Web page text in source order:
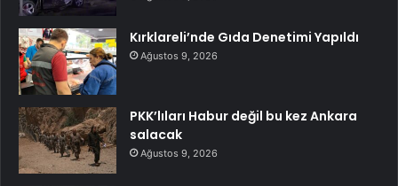
Kırklareli’nde Gıda Denetimi Yapıldı
Ağustos 9, 2026
PKK’lıları Habur değil bu kez Ankara
salacak
Ağustos 9, 2026